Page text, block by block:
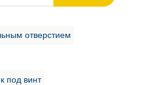
отверстием
под винт